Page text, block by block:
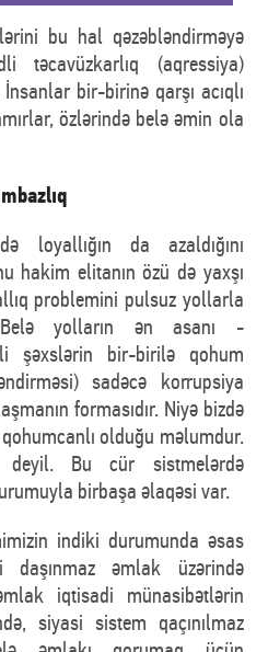
bu hal qəzəbləndirməyə
təcavüzkarlıq (aqressiya)
bir-birinə qarşı acıqlı
özlərində belə əmin ola
loyallığın da azaldığını
hakim elitanın özü də yaxşı
problemini pulsuz yollarla
yolların ən asanı -
şəxslərin bir-birilə qohum
sadəcə korrupsiya
formasıdır. Niyə bizdə
olduğu məlumdur.
deyil. Bu cür sistmelərdə
birbaşa əlaqəsi var.
indiki durumunda əsas
daşınmaz əmlak üzərində
iqtisadi münasibətlərin
siyasi sistem qaçınılmaz